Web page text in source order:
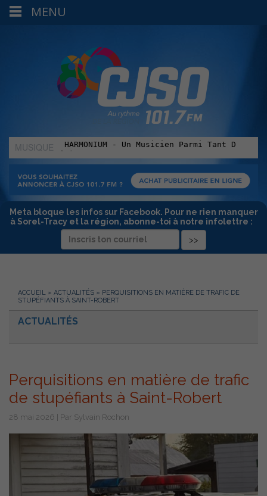
MUSIQUE
:
Meta bloque les infos sur Facebook. Pour ne rien manquer
à Sorel-Tracy et la région, abonne-toi à notre infolettre :
ACCUEIL » ACTUALITÉS » PERQUISITIONS EN MATIÈRE DE TRAFIC DE
STUPÉFIANTS À SAINT-ROBERT
ACTUALITÉS
Perquisitions en matière de trafic
de stupéfiants à Saint-Robert
28 mai 2026 | Par Sylvain Rochon
MENU